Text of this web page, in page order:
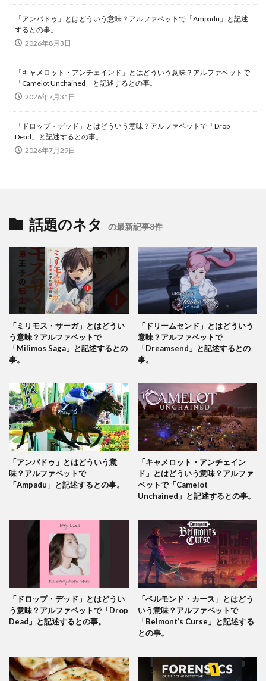
「アンパドゥ」とはどういう意味？アルファベットで「Ampadu」と記述
するとの事。
2026年8月3日
「キャメロット・アンチェインド」とはどういう意味？アルファベットで
「Camelot Unchained」と記述するとの事。
2026年7月31日
「ドロップ・デッド」とはどういう意味？アルファベットで「Drop
Dead」と記述するとの事。
2026年7月29日
話題のネタ の最新記事8件
「ミリモス・サーガ」とはどうい
う意味？アルファベットで
「Milimos Saga」と記述するとの
事。
「ドリームセンド」とはどういう
意味？アルファベットで
「Dreamsend」と記述するとの
事。
「アンパドゥ」とはどういう意
味？アルファベットで
「Ampadu」と記述するとの事。
「キャメロット・アンチェイン
ド」とはどういう意味？アルファ
ベットで「Camelot
Unchained」と記述するとの事。
「ドロップ・デッド」とはどうい
う意味？アルファベットで「Drop
Dead」と記述するとの事。
「ベルモンド・カース」とはどう
いう意味？アルファベットで
「Belmont’s Curse」と記述する
との事。